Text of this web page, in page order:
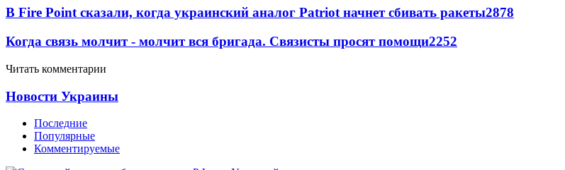
В Fire Point сказали, когда украинский аналог Patriot начнет сбивать ракеты2878
Когда связь молчит - молчит вся бригада. Связисты просят помощи2252
Читать комментарии
Новости Украины
Последние
Популярные
Комментируемые